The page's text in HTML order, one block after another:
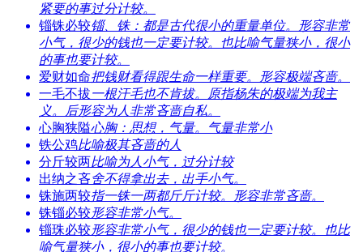
紧要的事过分计较。
锱铢必较锱、铢：都是古代很小的重量单位。形容非常
小气，很少的钱也一定要计较。也比喻气量狭小，很小
的事也要计较。
爱财如命把钱财看得跟生命一样重要。形容极端吝啬。
一毛不拔一根汗毛也不肯拔。原指杨朱的极端为我主
义。后形容为人非常吝啬自私。
心胸狭隘心胸：思想，气量。气量非常小
铁公鸡比喻极其吝啬的人
分斤较两比喻为人小气，过分计较
出纳之吝舍不得拿出去，出手小气。
铢施两较指一铢一两都斤斤计较。形容非常吝啬。
铢锱必较形容非常小气。
锱珠必较形容非常小气，很少的钱也一定要计较。也比
喻气量狭小，很小的事也要计较。